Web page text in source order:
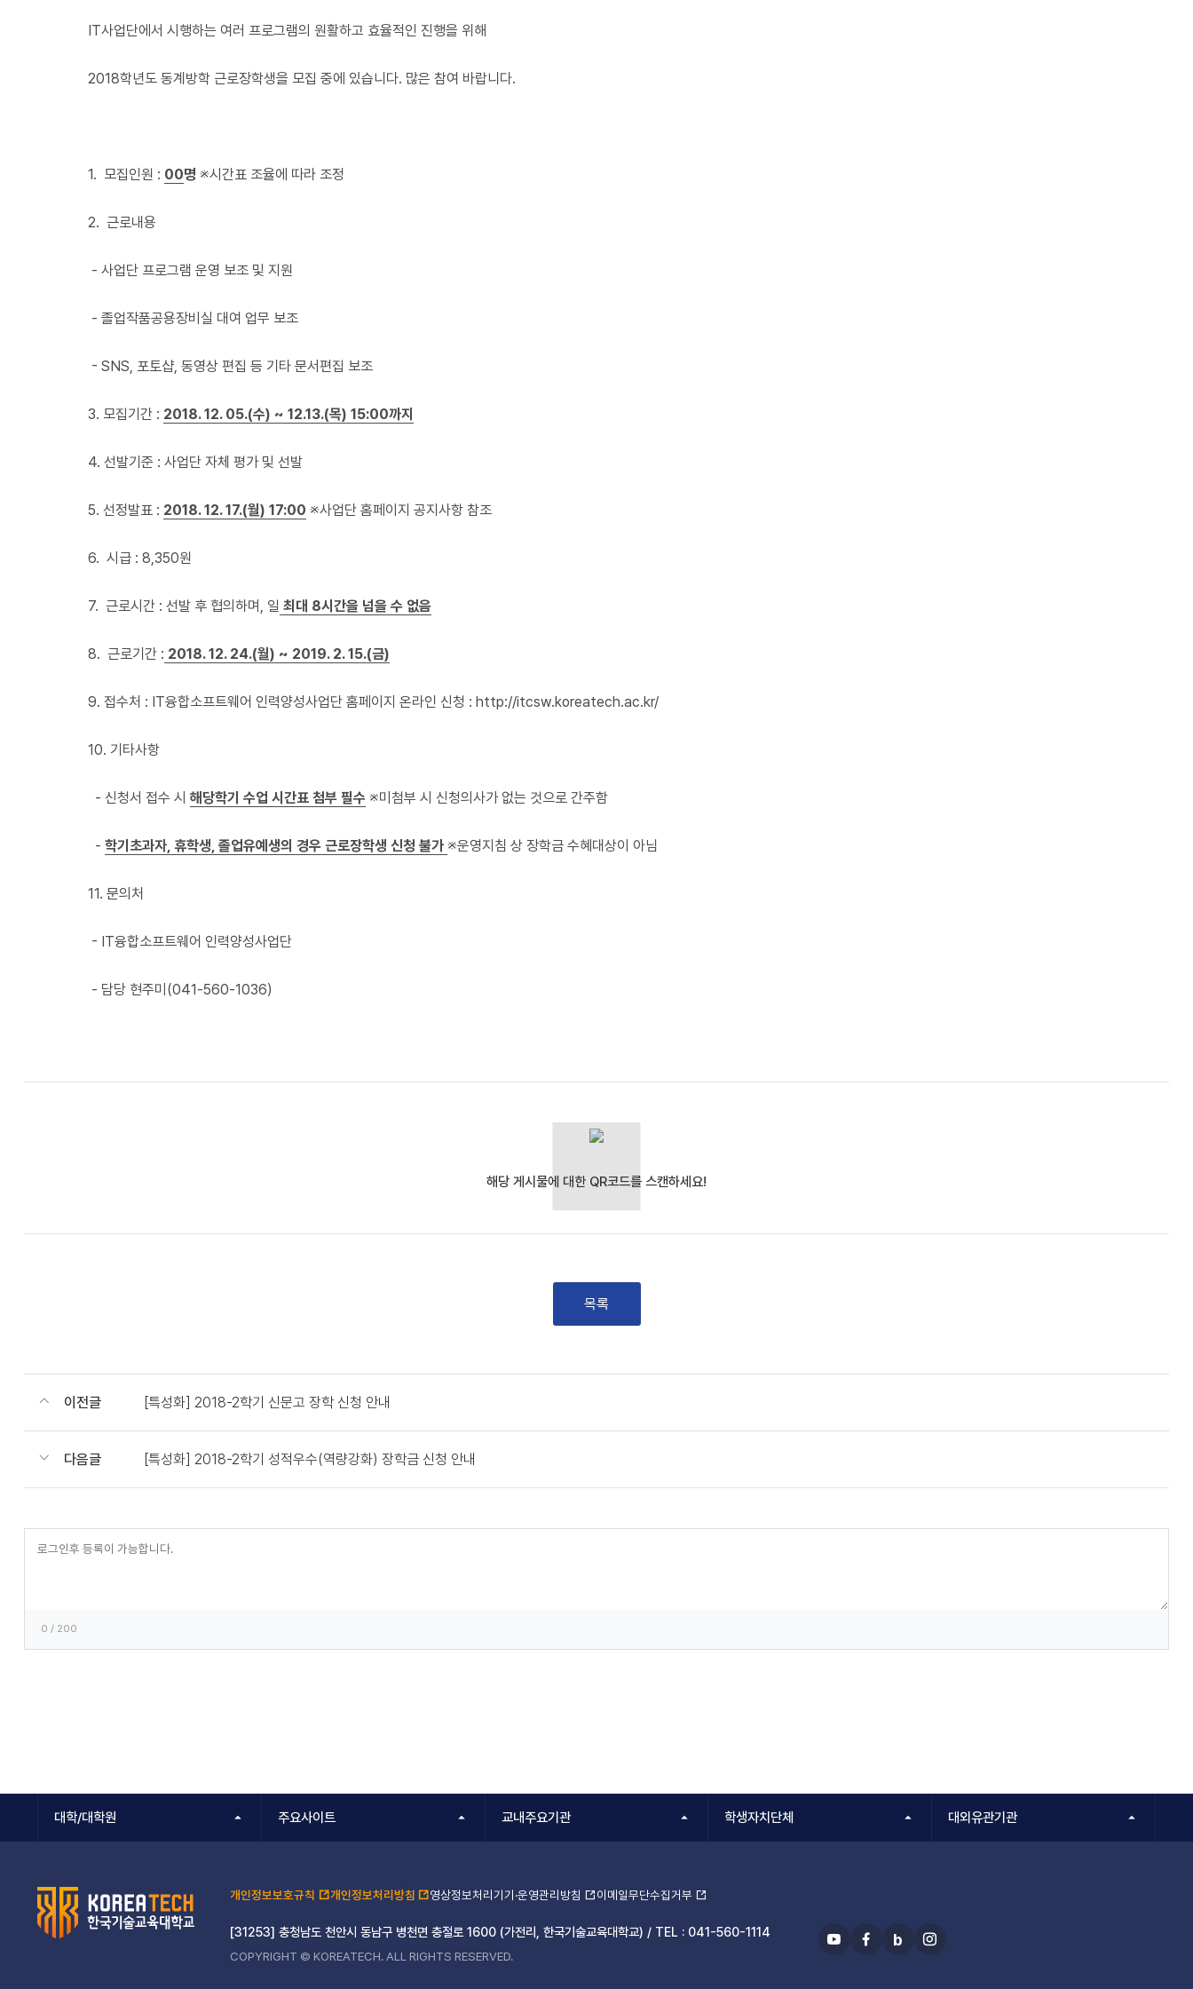
IT사업단에서 시행하는 여러 프로그램의 원활하고 효율적인 진행을 위해
2018학년도 동계방학 근로장학생을 모집 중에 있습니다. 많은 참여 바랍니다.
1. 모집인원 : 00명 ※시간표 조율에 따라 조정
2. 근로내용
- 사업단 프로그램 운영 보조 및 지원
- 졸업작품공용장비실 대여 업무 보조
- SNS, 포토샵, 동영상 편집 등 기타 문서편집 보조
3. 모집기간 : 2018. 12. 05.(수) ~ 12.13.(목) 15:00까지
4. 선발기준 : 사업단 자체 평가 및 선발
5. 선정발표 : 2018. 12. 17.(월) 17:00 ※사업단 홈페이지 공지사항 참조
6. 시급 : 8,350원
7. 근로시간 : 선발 후 협의하며, 일 최대 8시간을 넘을 수 없음
8. 근로기간 : 2018. 12. 24.(월) ~ 2019. 2. 15.(금)
9. 접수처 : IT융합소프트웨어 인력양성사업단 홈페이지 온라인 신청 : http://itcsw.koreatech.ac.kr/
10. 기타사항
- 신청서 접수 시 해당학기 수업 시간표 첨부 필수 ※미첨부 시 신청의사가 없는 것으로 간주함
- 학기초과자, 휴학생, 졸업유예생의 경우 근로장학생 신청 불가 ※운영지침 상 장학금 수혜대상이 아님
11. 문의처
- IT융합소프트웨어 인력양성사업단
- 담당 현주미(041-560-1036)
목록
이전글 [특성화] 2018-2학기 신문고 장학 신청 안내
다음글 [특성화] 2018-2학기 성적우수(역량강화) 장학금 신청 안내
0 / 200
대학/대학원 주요사이트 교내주요기관 학생자치단체 대외유관기관
개인정보보호규칙 개인정보처리방침 영상정보처리기기·운영관리방침 이메일무단수집거부
[31253] 충청남도 천안시 동남구 병천면 충절로 1600 (가전리, 한국기술교육대학교) / TEL : 041-560-1114
COPYRIGHT © KOREATECH. ALL RIGHTS RESERVED.
유
페
b
블
인